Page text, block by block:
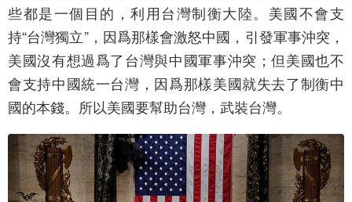
些都是一個目的，利用台灣制衡大陸。美國不會支
持“台灣獨立”，因爲那樣會激怒中國，引發軍事沖突，
美國沒有想過爲了台灣與中國軍事沖突；但美國也不
會支持中國統一台灣，因爲那樣美國就失去了制衡中
國的本錢。所以美國要幫助台灣，武裝台灣。